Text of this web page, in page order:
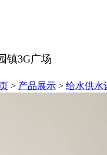
镇3G广场
> 产品展示 > 给水供水